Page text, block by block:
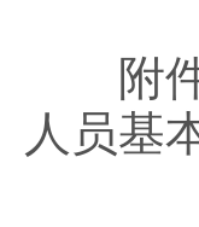
附
人员基